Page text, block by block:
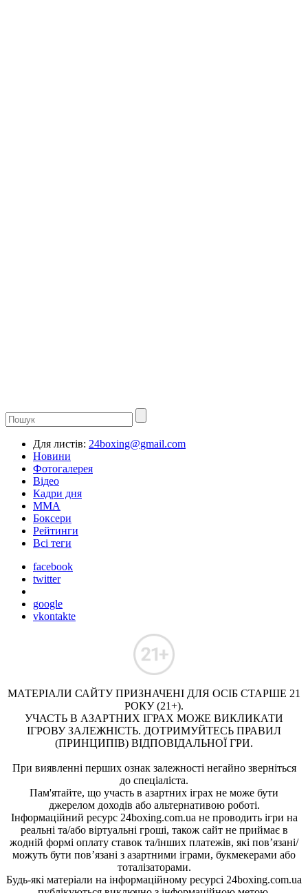
Для листів: 24boxing@gmail.com
Новини
Фотогалерея
Відео
Кадри дня
ММА
Боксери
Рейтинги
Всі теги
facebook
twitter
google
vkontakte
МАТЕРІАЛИ САЙТУ ПРИЗНАЧЕНІ ДЛЯ ОСІБ СТАРШЕ 21
РОКУ (21+).
УЧАСТЬ В АЗАРТНИХ ІГРАХ МОЖЕ ВИКЛИКАТИ
ІГРОВУ ЗАЛЕЖНІСТЬ. ДОТРИМУЙТЕСЬ ПРАВИЛ
(ПРИНЦИПІВ) ВІДПОВІДАЛЬНОЇ ГРИ.
При виявленні перших ознак залежності негайно зверніться
до спеціаліста.
Пам'ятайте, що участь в азартних іграх не може бути
джерелом доходів або альтернативою роботі.
Інформаційний ресурс 24boxing.com.ua не проводить ігри на
реальні та/або віртуальні гроші, також сайт не приймає в
жодній формі оплату ставок та/інших платежів, які пов’язані/
можуть бути пов’язані з азартними іграми, букмекерами або
тоталізаторами.
Будь-які матеріали на інформаційному ресурсі 24boxing.com.ua